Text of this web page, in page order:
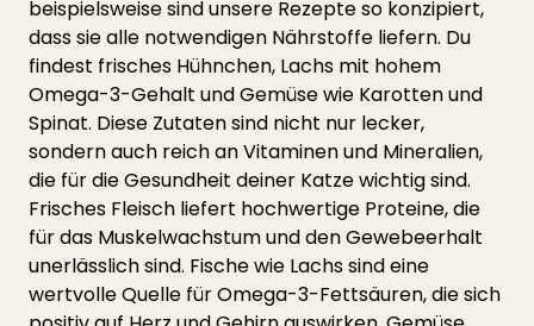
beispielsweise sind unsere Rezepte so konzipiert,
dass sie alle notwendigen Nährstoffe liefern. Du
findest frisches Hühnchen, Lachs mit hohem
Omega-3-Gehalt und Gemüse wie Karotten und
Spinat. Diese Zutaten sind nicht nur lecker,
sondern auch reich an Vitaminen und Mineralien,
die für die Gesundheit deiner Katze wichtig sind.
Frisches Fleisch liefert hochwertige Proteine, die
für das Muskelwachstum und den Gewebeerhalt
unerlässlich sind. Fische wie Lachs sind eine
wertvolle Quelle für Omega-3-Fettsäuren, die sich